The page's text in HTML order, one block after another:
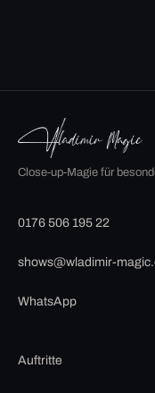
Close-up-Magie für
0176 506 195 22
shows@wladimir-
WhatsApp
Auftritte